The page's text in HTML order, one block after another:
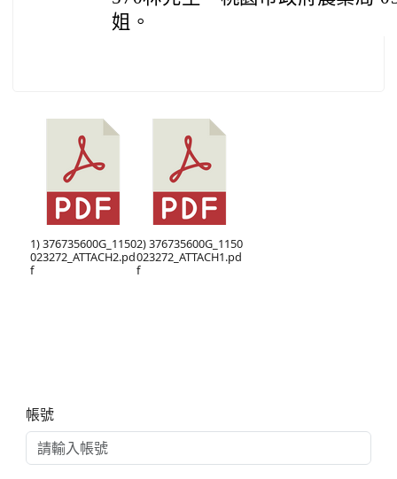
姐。
1) 376735600G_1150
023272_ATTACH2.pd
f
2) 376735600G_1150
023272_ATTACH1.pd
f
帳號